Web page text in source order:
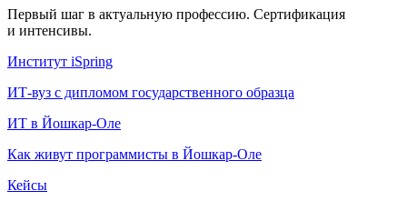
Первый шаг в актуальную профессию. Сертификация
и интенсивы.
Институт iSpring
ИТ-вуз с дипломом государственного образца
ИТ в Йошкар-Оле
Как живут программисты в Йошкар‑Оле
Кейсы